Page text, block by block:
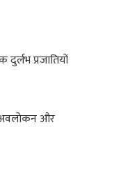
प्रजातियों
अवलोकन और